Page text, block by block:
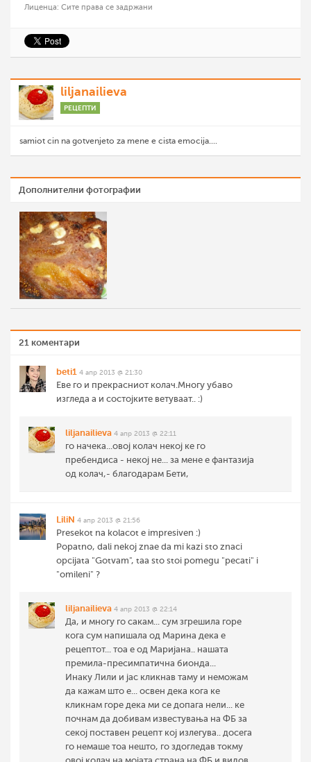
Лиценца: Сите права се задржани
liljanailieva
РЕЦЕПТИ
samiot cin na gotvenjeto za mene e cista emocija....
Дополнителни фотографии
21 коментари
beti1 4 апр 2013 @ 21:30
Еве го и прекрасниот колач.Многу убаво
изгледа а и состојките ветуваат.. :)
liljanailieva 4 апр 2013 @ 22:11
го начека...овој колач некој ке го
пребендиса - некој не... за мене е фантазија
од колач,- благодарам Бети,
LiliN 4 апр 2013 @ 21:56
Presekot na kolacot e impresiven :)
Popatno, dali nekoj znae da mi kazi sto znaci
opcijata "Gotvam", taa sto stoi pomegu "pecati" i
"omileni" ?
liljanailieva 4 апр 2013 @ 22:14
Да, и многу го сакам... сум згрешила горе
кога сум напишала од Марина дека е
рецептот... тоа е од Маријана.. нашата
премила-пресимпатична бионда...
Инаку Лили и јас кликнав таму и неможам
да кажам што е... освен дека кога ке
кликнам горе дека ми се допага нели... ке
почнам да добивам известувања на ФБ за
секој поставен рецепт кој излегува.. досега
го немаше тоа нешто, го здогледав токму
овој колач на мојата страна на ФБ и видов